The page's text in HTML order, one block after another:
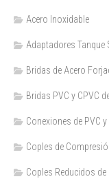
Acero Inoxidable
Adaptadores
Bridas de Acero
Bridas PVC y CPVC
Conexiones de PVC
Coples de
Coples Reducidos